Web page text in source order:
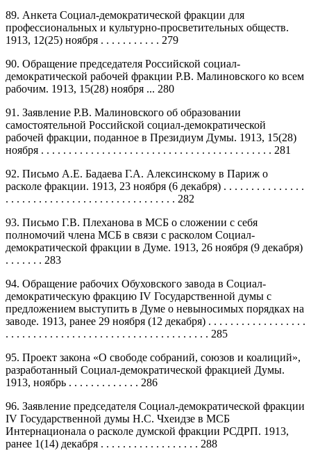
89. Анкета Социал-демократической фракции для
профессиональных и культурно-просветительных обществ.
1913, 12(25) ноября . . . . . . . . . . . 279
90. Обращение председателя Российской социал-
демократической рабочей фракции Р.В. Малиновского ко всем
рабочим. 1913, 15(28) ноября ... 280
91. Заявление Р.В. Малиновского об образовании
самостоятельной Российской социал-демократической
рабочей фракции, поданное в Президиум Думы. 1913, 15(28)
ноября . . . . . . . . . . . . . . . . . . . . . . . . . . . . . . . . . . . . . . . . . . 281
92. Письмо А.Е. Бадаева Г.А. Алексинскому в Париж о
расколе фракции. 1913, 23 ноября (6 декабря) . . . . . . . . . . . . . . .
. . . . . . . . . . . . . . . . . . . . . . . . . . . . . . . 282
93. Письмо Г.В. Плеханова в МСБ о сложении с себя
полномочий члена МСБ в связи с расколом Социал-
демократической фракции в Думе. 1913, 26 ноября (9 декабря)
. . . . . . . 283
94. Обращение рабочих Обуховского завода в Социал-
демократическую фракцию IV Государственной думы с
предложением выступить в Думе о невыносимых порядках на
заводе. 1913, ранее 29 ноября (12 декабря) . . . . . . . . . . . . . . . . . .
. . . . . . . . . . . . . . . . . . . . . . . . . . . . . . . . . . . . . 285
95. Проект закона «О свободе собраний, союзов и коалиций»,
разработанный Социал-демократической фракцией Думы.
1913, ноябрь . . . . . . . . . . . . . 286
96. Заявление председателя Социал-демократической фракции
IV Государственной думы Н.С. Чхеидзе в МСБ
Интернационала о расколе думской фракции РСДРП. 1913,
ранее 1(14) декабря . . . . . . . . . . . . . . . . . . 288